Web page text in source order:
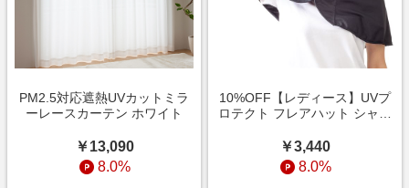
PM2.5対応遮熱UVカットミラ
ーレースカーテン ホワイト
￥13,090
8.0%
10%OFF【レディース】UVプ
ロテクト フレアハット シャイ
￥3,440
8.0%